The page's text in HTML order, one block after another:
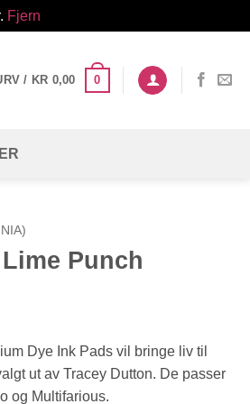
Fjern
/ KR 0,00 0
Punch
Dye Ink Pads vil bringe liv til
ut av Tracey Dutton. De passer
og Multifarious.